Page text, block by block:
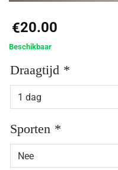
€20.00
Beschikbaar
Draagtijd *
Sporten *